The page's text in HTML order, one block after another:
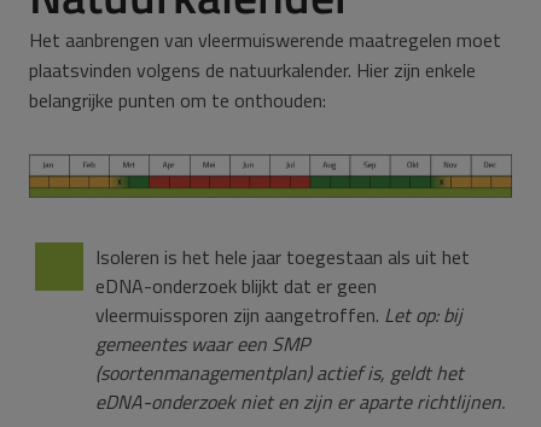
Het aanbrengen van vleermuiswerende maatregelen moet
plaatsvinden volgens de natuurkalender. Hier zijn enkele
belangrijke punten om te onthouden:
Isoleren is het hele jaar toegestaan als uit het
eDNA-onderzoek blijkt dat er geen
vleermuissporen zijn aangetroffen. Let op: bij
gemeentes waar een SMP
(soortenmanagementplan) actief is, geldt het
eDNA-onderzoek niet en zijn er aparte richtlijnen.